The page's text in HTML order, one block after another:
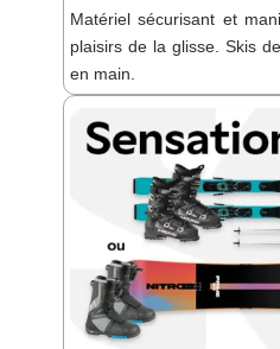
Matériel sécurisant et
plaisirs de la glisse. Skis
en main.